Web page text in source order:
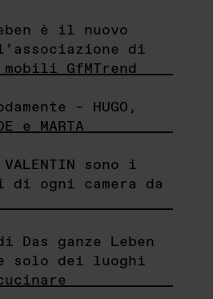
è il nuovo
di
GfMTrend
– HUGO,
e MARTA
VALENTIN sono i
di ogni camera da
di Das ganze Leben
solo dei luoghi